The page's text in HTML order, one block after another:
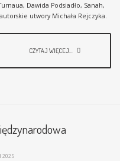
Dawida Podsiadło, Sanah,
utwory Michała Rejczyka.
CZYTAJ WIĘCEJ...
2025